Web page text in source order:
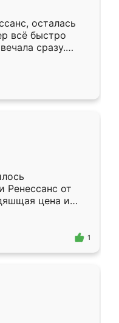
здесь.
осталась
всё быстро
сразу.
подошёл к
Собрали
даже
Ренессанс от
цена и
Приехавший
самый
1